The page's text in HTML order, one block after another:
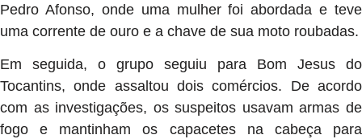
Pedro Afonso, onde uma mulher foi abordada e teve
uma corrente de ouro e a chave de sua moto roubadas.
Em seguida, o grupo seguiu para Bom Jesus do
Tocantins, onde assaltou dois comércios. De acordo
com as investigações, os suspeitos usavam armas de
fogo e mantinham os capacetes na cabeça para